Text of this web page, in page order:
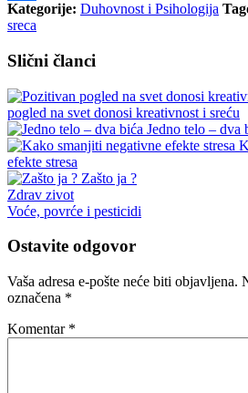
Share
Kategorije: Duhovnost i Psihologija
sreca
Slični članci
pogled na svet donosi kreativnost i sreću
Jedno telo – dva
efekte stresa
Zašto ja ?
Zdrav zivot
Voće, povrće i pesticidi
Ostavite odgovor
Vaša adresa e-pošte neće biti objavljena.
označena *
Komentar *